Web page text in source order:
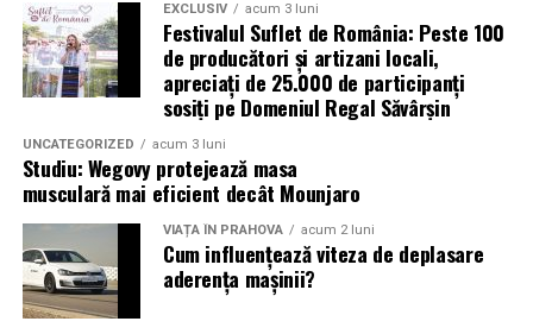
EXCLUSIV acum 3 luni
Festivalul Suflet de România: Peste 100
de producători și artizani locali,
apreciați de 25.000 de participanți
sosiți pe Domeniul Regal Săvârșin
UNCATEGORIZED acum 3 luni
Studiu: Wegovy protejează masa
musculară mai eficient decât Mounjaro
VIAȚA ÎN PRAHOVA acum 2 luni
Cum influențează viteza de deplasare
aderența mașinii?